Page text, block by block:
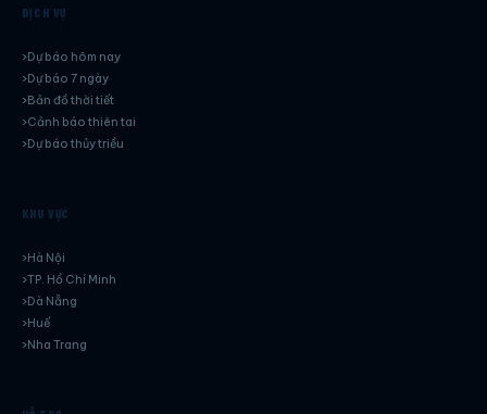
DỊCH VỤ
Dự báo hôm nay
Dự báo 7 ngày
Bản đồ thời tiết
Cảnh báo thiên tai
Dự báo thủy triều
KHU VỰC
Hà Nội
TP. Hồ Chí Minh
Dà Nẵng
Huế
Nha Trang